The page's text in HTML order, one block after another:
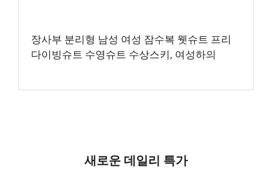
장사부 분리형 남성 여성 잠수복 웻슈트 프리
다이빙슈트 수영슈트 수상스키, 여성하의
새로운 데일리 특가